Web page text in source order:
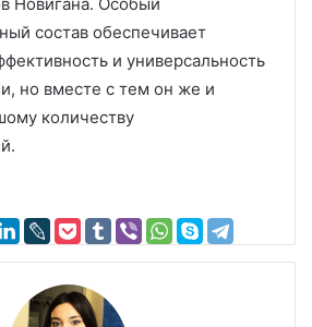
состав обеспечивает
и универсальность
но вместе с тем он же и
количеству